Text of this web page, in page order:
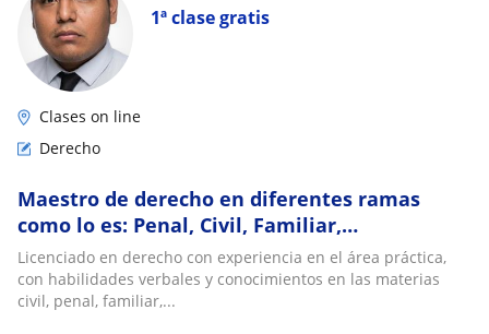
1ª clase gratis
Clases on line
Derecho
Maestro de derecho en diferentes ramas
como lo es: Penal, Civil, Familiar,
Introducción al amparo, Procesos de amparo
y agrario
Licenciado en derecho con experiencia en el área práctica,
con habilidades verbales y conocimientos en las materias
civil, penal, familiar,...